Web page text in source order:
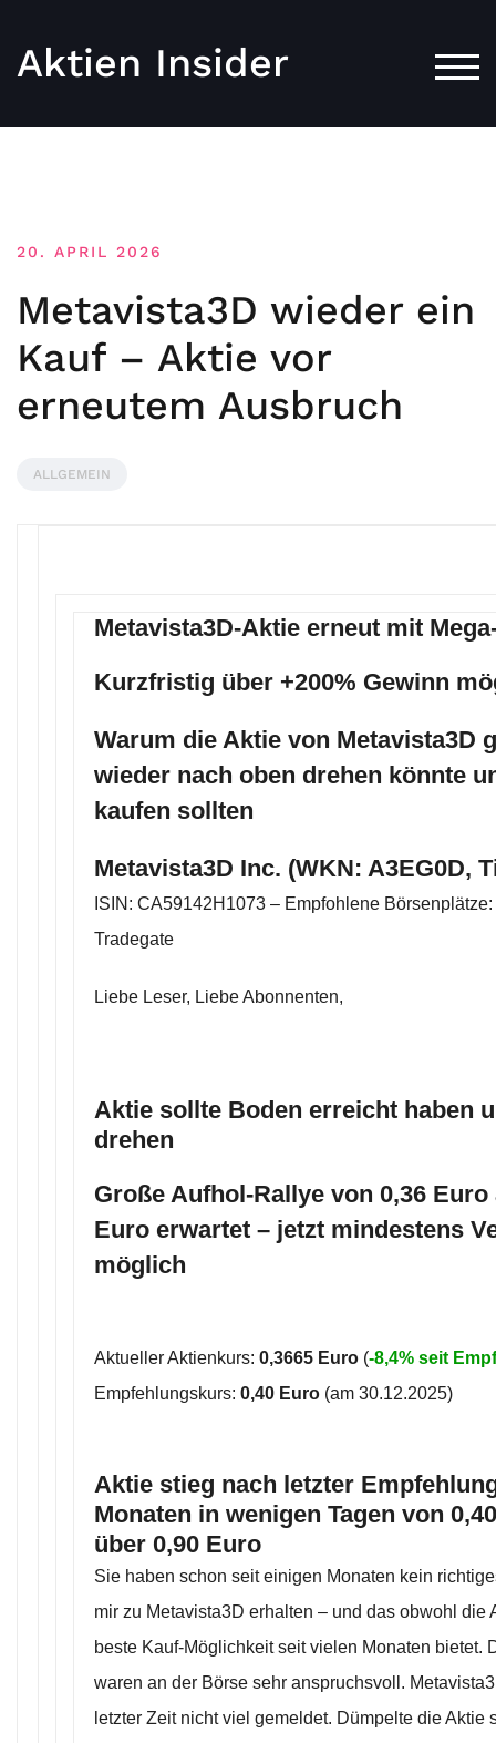
Aktien Insider
20. APRIL 2026
Metavista3D wieder ein
Kauf – Aktie vor
erneutem Ausbruch
ALLGEMEIN
Metavista3D-Aktie erneut mit
Kurzfristig über +200% Gewinn
Warum die Aktie von Metavista3D
wieder nach oben drehen könnte
kaufen sollten
Metavista3D Inc. (WKN: A3EG0D,
ISIN: CA59142H1073 – Empfohlene
Tradegate
Liebe Leser, Liebe Abonnenten,
Aktie sollte Boden erreicht haben
drehen
Große Aufhol-Rallye von 0,36 Euro
Euro erwartet – jetzt mindestens
möglich
Aktueller Aktienkurs: 0,3665 Euro (-8,4% seit
Empfehlungskurs: 0,40 Euro (am 30.12.2025)
Aktie stieg nach letzter
Monaten in wenigen Tagen von
über 0,90 Euro
Sie haben schon seit einigen Monaten kein
mir zu Metavista3D erhalten – und das obwohl die
beste Kauf-Möglichkeit seit vielen Monaten bietet.
waren an der Börse sehr anspruchsvoll.
letzter Zeit nicht viel gemeldet. Dümpelte die Aktie